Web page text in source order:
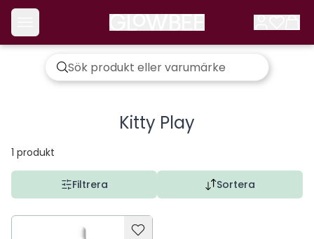
Kitty Play
1 produkt
Filtrera Sortera